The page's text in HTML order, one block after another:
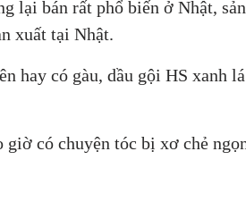
lại bán rất phổ biến ở Nhật,
xuất tại Nhật.
hay có gàu, dầu gội HS xanh
giờ có chuyện tóc bị xơ chẻ